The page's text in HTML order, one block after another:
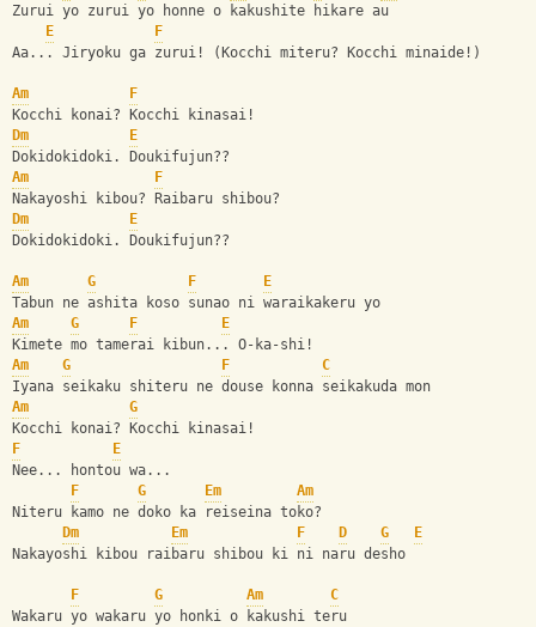
Zurui yo zurui yo honne o kakushite hikare au
E
F
Aa... Jiryoku ga zurui! (Kocchi miteru? Kocchi minaide!)
Am
F
Kocchi konai? Kocchi kinasai!
Dm
E
Dokidokidoki. Doukifujun??
Am
F
Nakayoshi kibou? Raibaru shibou?
Dm
E
Dokidokidoki. Doukifujun??
Am G F
E
Tabun ne ashita koso sunao ni waraikakeru yo
Am
G F
E
Kimete mo tamerai kibun... O-ka-shi!
Am
G F
C
Iyana seikaku shiteru ne douse konna seikakuda mon
Am
G
Kocchi konai? Kocchi kinasai!
F
E
Nee... hontou wa...
F
G Em
Am
Niteru kamo ne doko ka reiseina toko?
Dm
Em F D G
E
Nakayoshi kibou raibaru shibou ki ni naru desho
F G Am
C
Wakaru yo wakaru yo honki o kakushi teru